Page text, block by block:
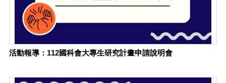
活動報導：112國科會大專生研究計畫申請說明會